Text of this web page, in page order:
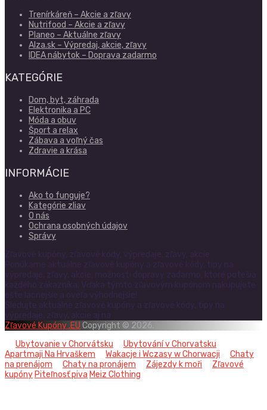
Trenírkáreň – Akcie a zľavy
Nutrifood – Akcie a zľavy
Planeo – Aktuálne zľavy
Alza.sk – Výpredaj, akcie, zľavy
IDEA nábytok – Doprava zadarmo
KATEGÓRIE
Dom, byt, záhrada
Elektronika a PC
Móda a obuv
Šport a relax
Zábava a voľný čas
Zdravie a krása
INFORMÁCIE
Ako to funguje?
Kategórie zliav
O nás
Ochrana osobných údajov
Správy
Zľavové kupóny, zľavové kódy, výpredaje, zľavy, akcie
Ponúkame aktuálne zľavové kupóny a zľavové kódy, tipy na
výpredaje, zľavy, akcie, možnosti dopravy zadarmo, ktoré potešia
každého zákazníka. Vďaka týmto zľavovým kupónom nakupujete
ešte lacnejšie a oveľa výhodnejšie!
Sledujte aktuálne zľavové kupóny a zľavové kódy, tipy na
výpredaje, zľavy, akcie aj na
Zľavové Kupóny .EU Copyright © 2026.
Ubytovanie v Chorvátsku
Ubytování v Chorvatsku
Apartmaji Na Hrvaškem
Wakacje i Wczasy w Chorwacji
Chaty
na prenájom
Chaty na pronájem Zájezdy k moři
Zľavové
kupóny Piteľnosť piva Meiz Clothing